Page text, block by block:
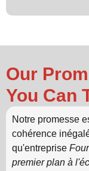
Our
You Can
Notre promesse
cohérence
qu'entreprise
premier plan à